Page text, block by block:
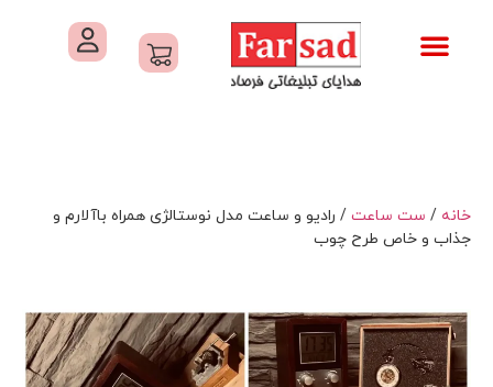
خانه / ست ساعت/ رادیو و ساعت مدل نوستالژی همراه باآلارم و
جذاب و خاص طرح چوب